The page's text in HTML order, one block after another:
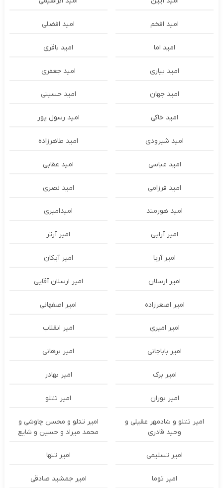
امید افخم امید افضلی
امید اما امید باقری
امید بیاری امید جعفری
امید جهان امید حسینی
امید خاکی امید رسول پور
امید شیرودی امید طاهرزاده
امید عباسی امید عقابی
امید فرزامی امید نصری
امید هورمند امیدامیری
امیر آرایی امیر آرتر
امیر آریا امیر آیکان
امیر ارسلان امیر ارسلان آقایی
امیر اصغرزاده امیر اصفهانی
امیر امیری امیر انقلاب
امیر باباجانی امیر برهانی
امیر برک امیر بهادر
امیر بوران امیر تتلو
امیر تتلو و شادمهر عقیلی و
وحید قادری
امیر تتلو و محسن چاوشی و
محمد میراد و حسین و شایع
امیر تسلیمی امیر تنها
امیر توما امیر جمشید صادقی